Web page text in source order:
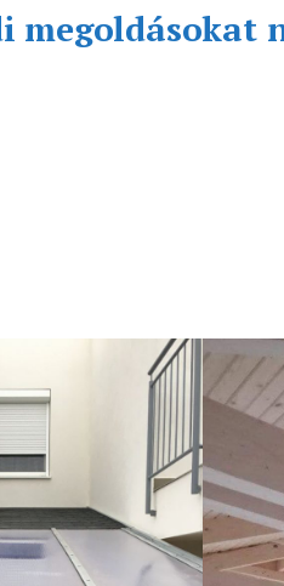
megoldásokat